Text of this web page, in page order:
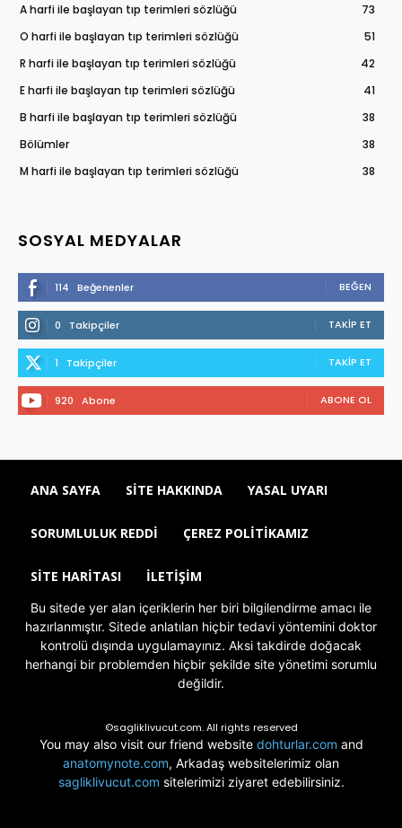
A harfi ile başlayan tıp terimleri sözlüğü
73
O harfi ile başlayan tıp terimleri sözlüğü
51
R harfi ile başlayan tıp terimleri sözlüğü
42
E harfi ile başlayan tıp terimleri sözlüğü
41
B harfi ile başlayan tıp terimleri sözlüğü
38
Bölümler
38
M harfi ile başlayan tıp terimleri sözlüğü
38
SOSYAL MEDYALAR
114 Beğenenler BEĞEN
0 Takipçiler TAKIP ET
1 Takipçiler TAKIP ET
920 Abone ABONE OL
ANA SAYFA SITE HAKKINDA YASAL UYARI
SORUMLULUK REDDI ÇEREZ POLITIKAMIZ
SITE HARITASI İLETIŞIM
Bu sitede yer alan içeriklerin her biri bilgilendirme amacı ile
hazırlanmıştır. Sitede anlatılan hiçbir tedavi yöntemini doktor
kontrolü dışında uygulamayınız. Aksi takdirde doğacak
herhangi bir problemden hiçbir şekilde site yönetimi sorumlu
değildir.
©sagliklivucut.com. All rights reserved
You may also visit our friend website dohturlar.com and
anatomynote.com, Arkadaş websitelerimiz olan
sagliklivucut.com sitelerimizi ziyaret edebilirsiniz.